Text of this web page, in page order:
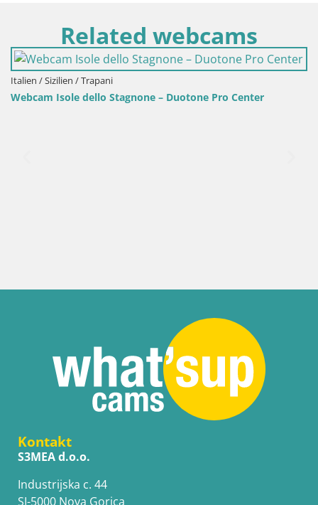
Related webcams
/ Sizilien / Trapani
Isole dello Stagnone – Duotone Pro Center
Kontakt
S3MEA d.o.o.
Industrijska c. 44
SI-5000 Nova Gorica